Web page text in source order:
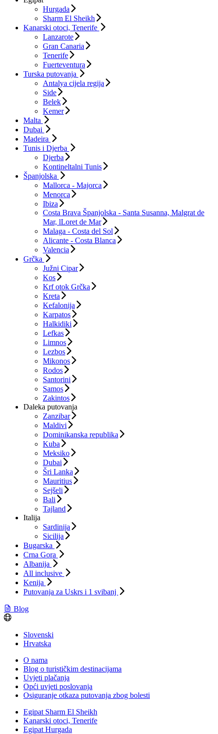
Hurgada
Sharm El Sheikh
Kanarski otoci, Tenerife
Lanzarote
Gran Canaria
Tenerife
Fuerteventura
Turska putovanja
Antalya cijela regija
Side
Belek
Kemer
Malta
Dubai
Madeira
Tunis i Djerba
Djerba
Kontineltalni Tunis
Španjolska
Mallorca - Majorca
Menorca
Ibiza
Costa Brava Španjolska - Santa Susanna, Malgrat de
Mar, lLoret de Mar
Malaga - Costa del Sol
Alicante - Costa Blanca
Valencia
Grčka
Južni Cipar
Kos
Krf otok Grčka
Kreta
Kefalonija
Karpatos
Halkidiki
Lefkas
Limnos
Lezbos
Mikonos
Rodos
Santorini
Samos
Zakintos
Daleka putovanja
Zanzibar
Maldivi
Dominikanska republika
Kuba
Meksiko
Dubai
Šri Lanka
Mauritius
Sejšeli
Bali
Tajland
Italija
Sardinija
Sicilija
Bugarska
Crna Gora
Albanija
All inclusive
Kenija
Putovanja za Uskrs i 1 svibanj
Blog
Slovenski
Hrvatska
O nama
Blog o turističkim destinacijama
Uvjeti plačanja
Opći uvjeti poslovanja
Osiguranje otkaza putovanja zbog bolesti
Egipat Sharm El Sheikh
Kanarski otoci, Tenerife
Egipat Hurgada